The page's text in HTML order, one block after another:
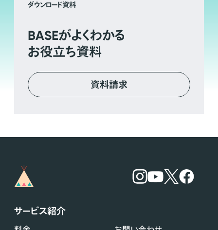
ダウンロード資料
BASEがよくわかる
お役立ち資料
資料請求
サービス紹介